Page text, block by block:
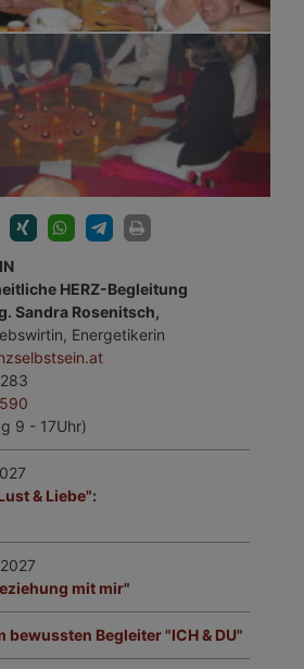
HERZ-Begleitung
Sandra Rosenitsch,
Energetikerin
9 - 17Uhr)
& Liebe":
2027
mit mir"
bewussten Begleiter "ICH & DU"